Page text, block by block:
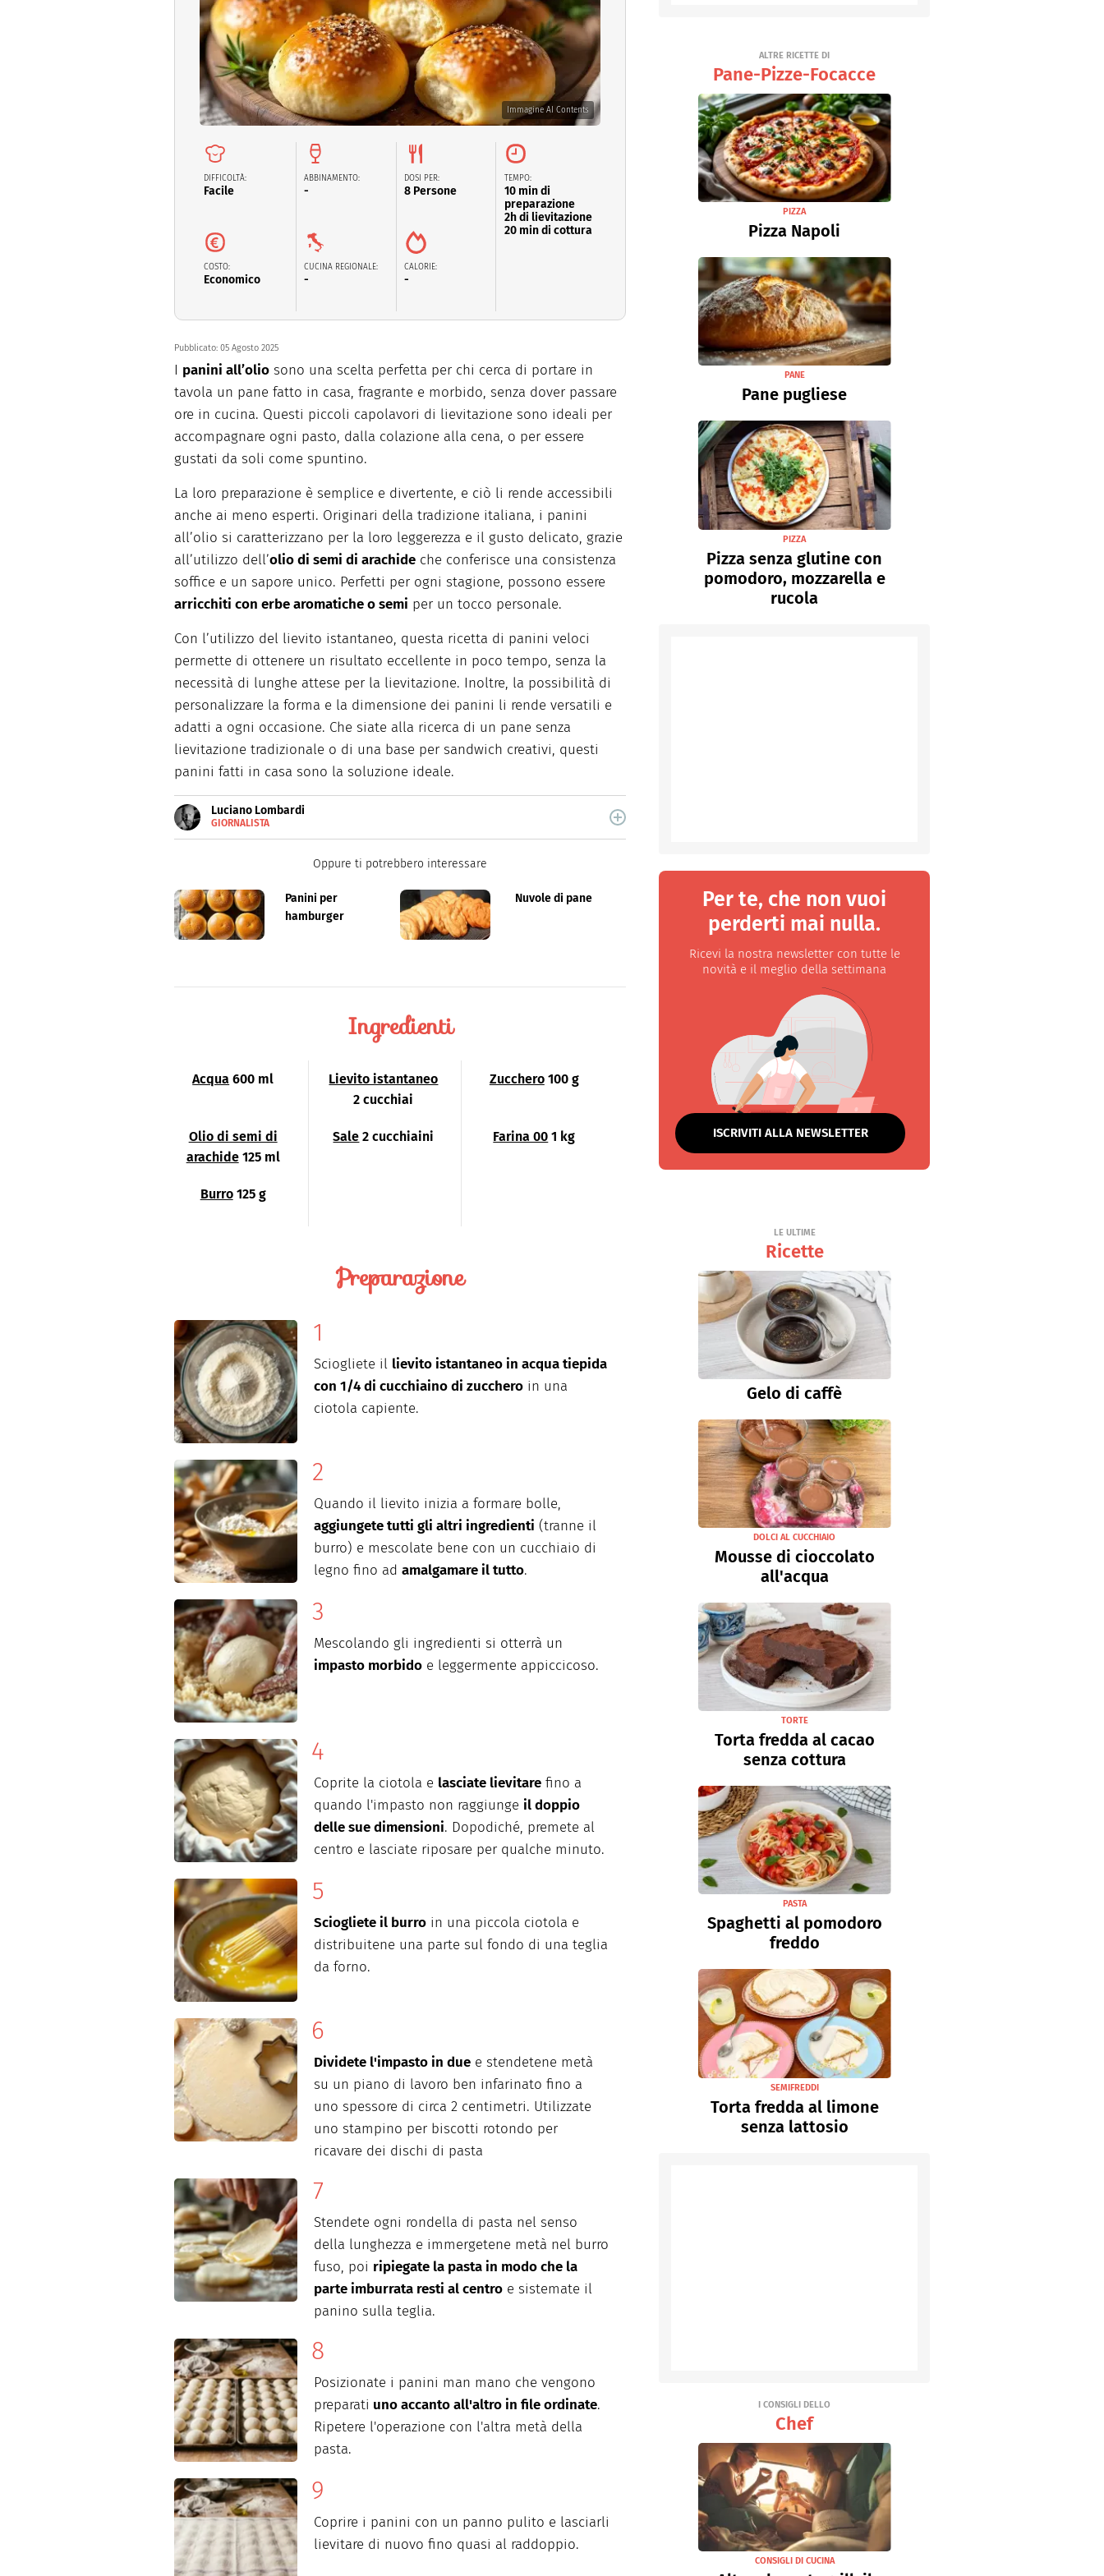
Dolci Pasqua
San Valentino
Immagine AI Contents
DIFFICOLTÀ:
Facile
ABBINAMENTO:
-
COSTO:
Economico
CUCINA REGIONALE:
-
DOSI PER:
8 Persone
CALORIE:
-
TEMPO:
10 min di
preparazione
2h di lievitazione
20 min di cottura
Pubblicato: 05 Agosto 2025
I panini all’olio sono una scelta perfetta per chi cerca di portare in
tavola un pane fatto in casa, fragrante e morbido, senza dover passare
ore in cucina. Questi piccoli capolavori di lievitazione sono ideali per
accompagnare ogni pasto, dalla colazione alla cena, o per essere
gustati da soli come spuntino.
La loro preparazione è semplice e divertente, e ciò li rende accessibili
anche ai meno esperti. Originari della tradizione italiana, i panini
all’olio si caratterizzano per la loro leggerezza e il gusto delicato, grazie
all’utilizzo dell’oliodi semi di arachide che conferisce una consistenza
soffice e un sapore unico. Perfetti per ogni stagione, possono essere
arricchiti con erbearomaticheo semi per un tocco personale.
Con l’utilizzo del lievito istantaneo, questa ricetta di panini veloci
permette di ottenere un risultato eccellente in poco tempo, senza la
necessità di lunghe attese per la lievitazione. Inoltre, la possibilità di
personalizzare la forma e la dimensione dei panini li rende versatili e
adatti a ogni occasione. Che siate alla ricerca di un pane senza
lievitazione tradizionale o di una base per sandwich creativi, questi
panini fatti in casa sono la soluzione ideale.
Luciano Lombardi
GIORNALISTA
Giornalista professionista, oggi si occupa principalmente di scrittura SEO.
Oppure ti potrebbero interessare
Panini per
hamburger
Nuvole di pane
Ingredienti
Acqua 600 ml
Lievito istantaneo
2 cucchiai
Zucchero 100 g
Olio di semi di
arachide 125 ml
Sale 2 cucchiaini Farina 00 1 kg
Burro 125 g
Preparazione
Sciogliete il lievito istantaneo in acquatiepida
con 1/4 di cucchiainodi zucchero in una
ciotola capiente.
Quando il lievito inizia a formare bolle,
aggiungetetutti gli altri ingredienti (tranne il
burro) e mescolate bene con un cucchiaio di
legno fino ad amalgamare iltutto.
Mescolando gli ingredienti si otterrà un
impasto morbido e leggermente appiccicoso.
Coprite la ciotola e lasciate lievitare fino a
quando l'impasto non raggiunge il doppio
delle sue dimensioni. Dopodiché, premete al
centro e lasciate riposare per qualche minuto.
Sciogliete il burro in una piccola ciotola e
distribuitene una parte sul fondo di una teglia
da forno.
Dividete l'impasto in due e stendetene metà
su un piano di lavoro ben infarinato fino a
uno spessore di circa 2 centimetri. Utilizzate
uno stampino per biscotti rotondo per
ricavare dei dischi di pasta
Stendete ogni rondella di pasta nel senso
della lunghezza e immergetene metà nel burro
fuso, poi ripiegate la pasta in modo che la
parte imburrata resti al centro e sistemate il
panino sulla teglia.
Posizionate i panini man mano che vengono
preparati uno accanto all'altro in file ordinate.
Ripetere l'operazione con l'altra metà della
pasta.
Coprire i panini con un panno pulito e lasciarli
lievitare di nuovo fino quasi al raddoppio.
ALTRE RICETTE DI
Pane-Pizze-Focacce
PIZZA
Pizza Napoli
PANE
Pane pugliese
PIZZA
Pizza senza glutine con
pomodoro, mozzarella e
rucola
Per te, che non vuoi
perderti mai nulla.
Ricevi la nostra newsletter con tutte le
novità e il meglio della settimana
ISCRIVITI ALLA NEWSLETTER
LE ULTIME
Ricette
Gelo di caffè
DOLCI AL CUCCHIAIO
Mousse di cioccolato
all'acqua
TORTE
Torta fredda al cacao
senza cottura
PASTA
Spaghetti al pomodoro
freddo
SEMIFREDDI
Torta fredda al limone
senza lattosio
I CONSIGLI DELLO
Chef
CONSIGLI DI CUCINA